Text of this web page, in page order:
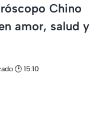
Chino
amor, salud y
🕑 15:10